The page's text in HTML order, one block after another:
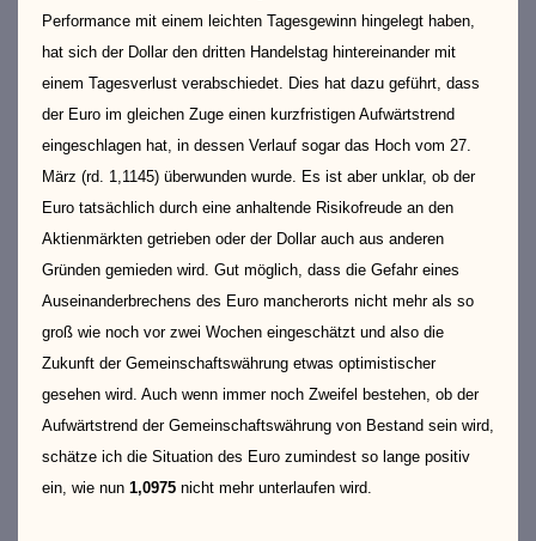
Performance mit einem leichten Tagesgewinn hingelegt haben,
hat sich der Dollar den dritten Handelstag hintereinander mit
einem Tagesverlust verabschiedet. Dies hat dazu geführt, dass
der Euro im gleichen Zuge einen kurzfristigen Aufwärtstrend
eingeschlagen hat, in dessen Verlauf sogar das Hoch vom 27.
März (rd. 1,1145) überwunden wurde. Es ist aber unklar, ob der
Euro tatsächlich durch eine anhaltende Risikofreude an den
Aktienmärkten getrieben oder der Dollar auch aus anderen
Gründen gemieden wird. Gut möglich, dass die Gefahr eines
Auseinanderbrechens des Euro mancherorts nicht mehr als so
groß wie noch vor zwei Wochen eingeschätzt und also die
Zukunft der Gemeinschaftswährung etwas optimistischer
gesehen wird. Auch wenn immer noch Zweifel bestehen, ob der
Aufwärtstrend der Gemeinschaftswährung von Bestand sein wird,
schätze ich die Situation des Euro zumindest so lange positiv
ein, wie nun 1,0975 nicht mehr unterlaufen wird.